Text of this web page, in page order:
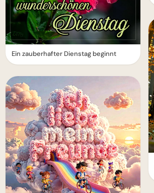
Ein zauberhafter Dienstag beginnt